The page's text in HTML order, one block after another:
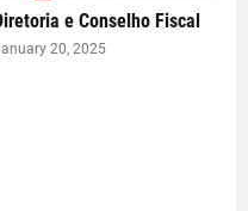
e Conselho Fiscal
20, 2025